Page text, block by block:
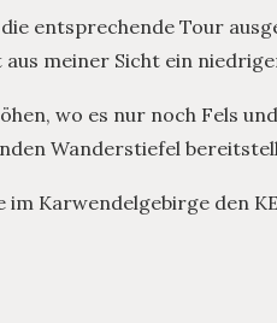
entsprechende Tour
meiner Sicht ein
wo es nur noch Fels
Wanderstiefel
im Karwendelgebirge den